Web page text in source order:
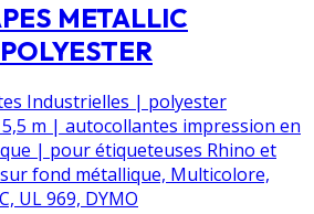
METALLIC
Industrielles | polyester
m | autocollantes impression en
| pour étiqueteuses Rhino et
fond métallique, Multicolore,
UL 969, DYMO